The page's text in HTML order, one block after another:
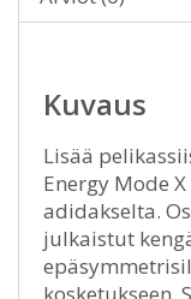
Kuvaus
Lisää
Energy Mode
adidakselta.
julkaistut